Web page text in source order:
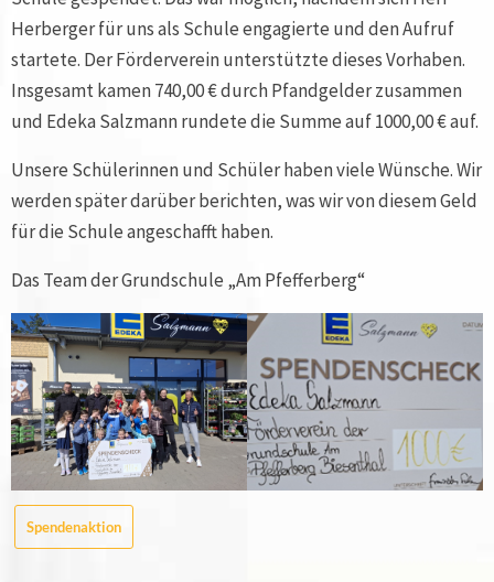
Herberger für uns als Schule engagierte und den Aufruf
startete. Der Förderverein unterstützte dieses Vorhaben.
Insgesamt kamen 740,00 € durch Pfandgelder zusammen
und Edeka Salzmann rundete die Summe auf 1000,00 € auf.
Unsere Schülerinnen und Schüler haben viele Wünsche. Wir
werden später darüber berichten, was wir von diesem Geld
für die Schule angeschafft haben.
Das Team der Grundschule „Am Pfefferberg“
Spendenaktion